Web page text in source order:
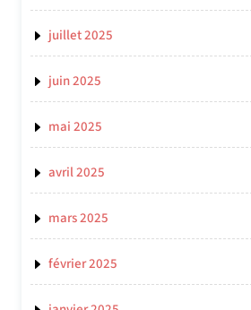
juillet 2025
juin 2025
mai 2025
avril 2025
mars 2025
février 2025